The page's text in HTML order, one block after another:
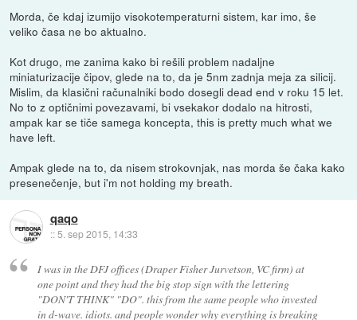
Morda, če kdaj izumijo visokotemperaturni sistem, kar imo, še
veliko časa ne bo aktualno.
Kot drugo, me zanima kako bi rešili problem nadaljne
miniaturizacije čipov, glede na to, da je 5nm zadnja meja za silicij.
Mislim, da klasični računalniki bodo dosegli dead end v roku 15 let.
No to z optičnimi povezavami, bi vsekakor dodalo na hitrosti,
ampak kar se tiče samega koncepta, this is pretty much what we
have left.
Ampak glede na to, da nisem strokovnjak, nas morda še čaka kako
presenečenje, but i'm not holding my breath.
qaqo
::5. sep 2015, 14:33
I was in the DFJ offices (Draper Fisher Jurvetson, VC firm) at
one point and they had the big stop sign with the lettering
"DON'T THINK" "DO". this from the same people who invested
in d-wave. idiots. and people wonder why everything is breaking